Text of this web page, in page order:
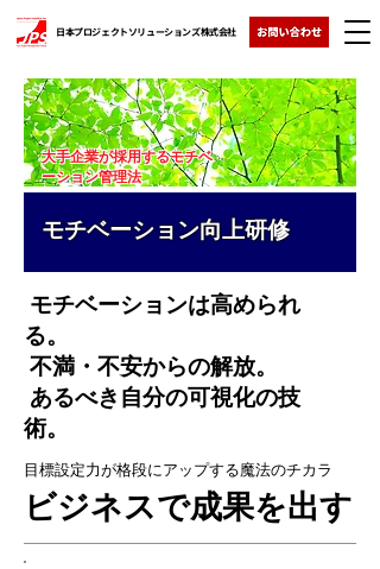
日本プロジェクトソリューションズ株式会社
大手企業が採用するモチベ
ーション管理法
モチベーション向上研修
モチベーションは高められ
る。
不満・不安からの解放。
あるべき自分の可視化の技
術。
目標設定力が格段にアップする魔法のチカラ
ビジネスで成果を出す​​​​​​​​​​​​​​​​​​​​​​​​​​​​​​